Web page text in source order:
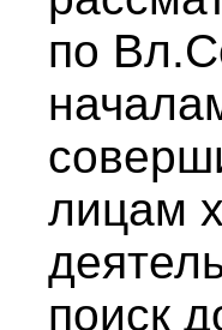
по
лицам
поиск